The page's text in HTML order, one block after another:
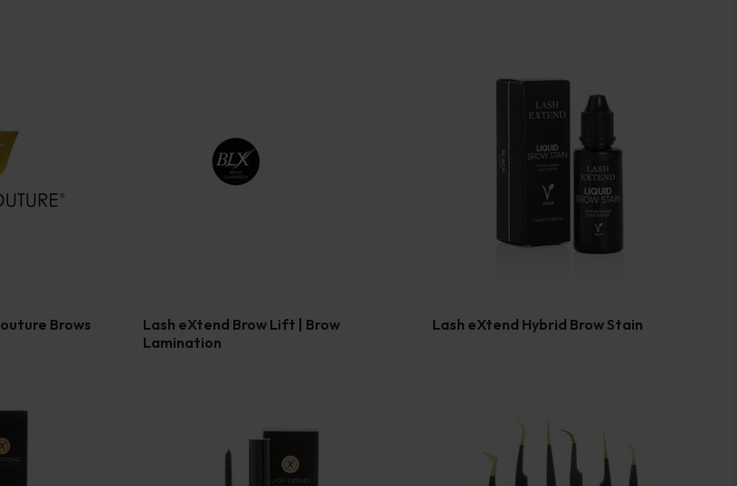
Brows
Lash eXtend Brow Lift | Brow
Lamination
Lash eXtend Hybrid Brow Stain